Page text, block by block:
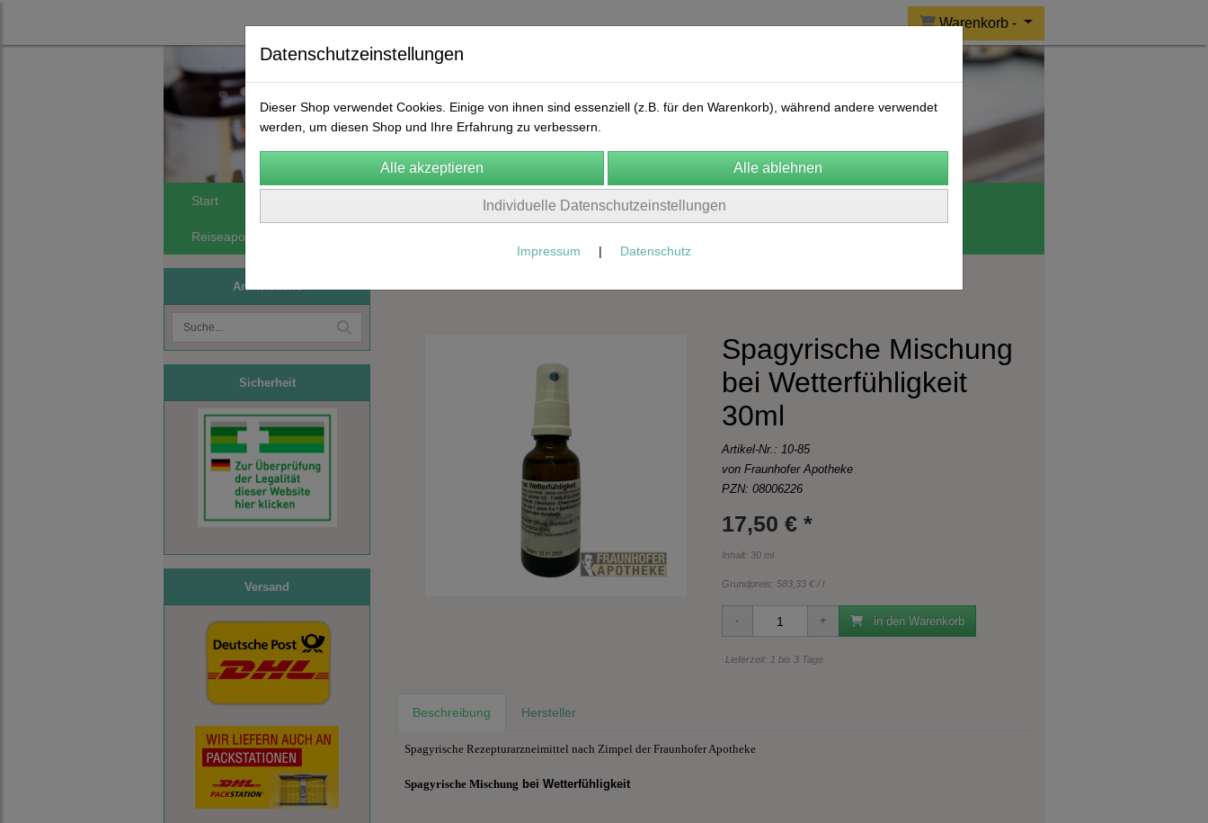
Warenkorb -
Start FA Manufaktur Natura Naturans Labolife
Reiseapotheken
Artikelsuche
Sicherheit
Versand
Spagyrische Mischung
bei Wetterfühligkeit
30ml
Artikel-Nr.: 10-85
von Fraunhofer Apotheke
PZN: 08006226
17,50 € *
Inhalt: 30 ml
Grundpreis: 583,33 € / l
in den Warenkorb
Lieferzeit: 1 bis 3 Tage
Beschreibung Hersteller
Spagyrische Rezepturarzneimittel nach Zimpel der Fraunhofer Apotheke
Spagyrische Mischung bei Wetterfühligkeit
Datenschutzeinstellungen
Dieser Shop verwendet Cookies. Einige von ihnen sind essenziell (z.B. für den Warenkorb), während andere verwendet
werden, um diesen Shop und Ihre Erfahrung zu verbessern.
Individuelle Datenschutzeinstellungen
Impressum | Datenschutz